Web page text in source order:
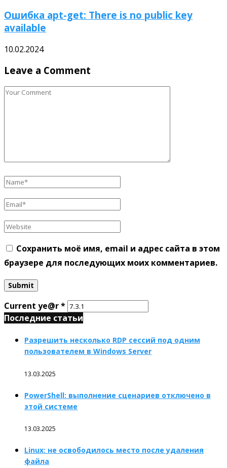
Ошибка apt-get: There is no public key
available
10.02.2024
Leave a Comment
Сохранить моё имя, email и адрес сайта в этом
браузере для последующих моих комментариев.
Current ye@r*
Последние статьи
Разрешить несколько RDP сессий под одним
пользователем в Windows Server
13.03.2025
PowerShell: выполнение сценариев отключено в
этой системе
13.03.2025
Linux: не освободилось место после удаления
файла